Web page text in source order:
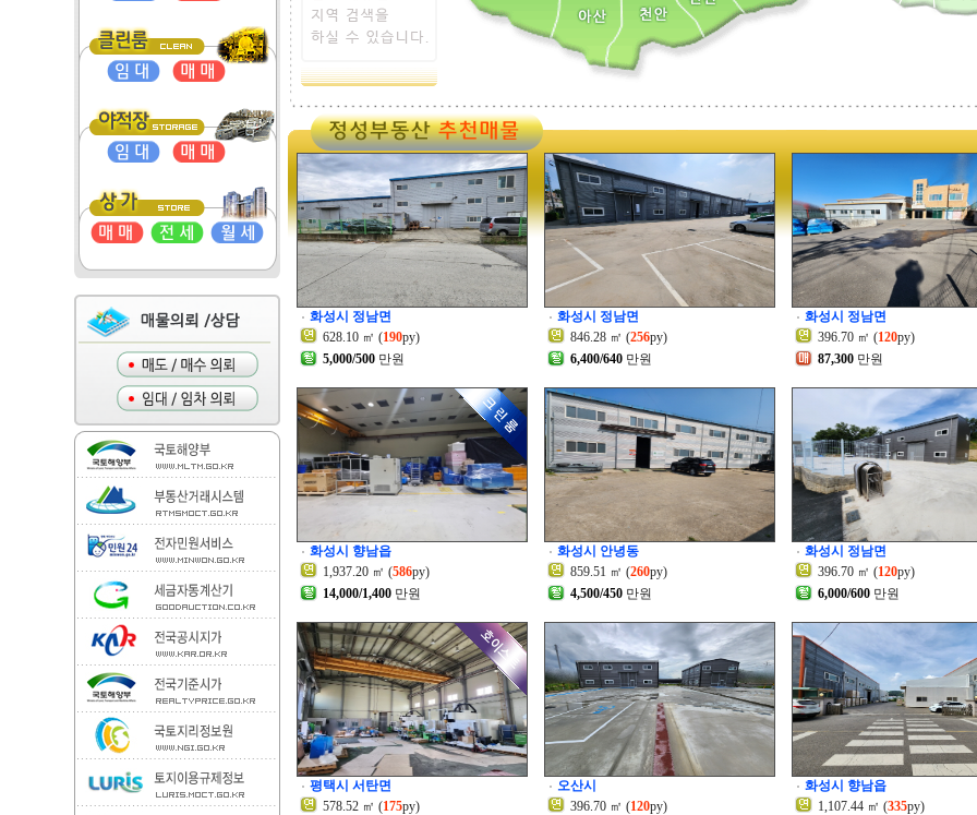
화성시 정남면
628.10 ㎡ (190py)
5,000/500 만원
화성시 정남면
846.28 ㎡ (256py)
6,400/640 만원
화성시 정남면
396.70 ㎡ (120py)
87,300만원
화성시 향남읍
1,937.20 ㎡ (586py)
14,000/1,400 만원
화성시 안녕동
859.51 ㎡ (260py)
4,500/450 만원
화성시 정남면
396.70 ㎡ (120py)
6,000/600만원
평택시 서탄면
578.52 ㎡ (175py)
오산시
396.70 ㎡ (120py)
화성시 향남읍
1,107.44 ㎡ (335py)